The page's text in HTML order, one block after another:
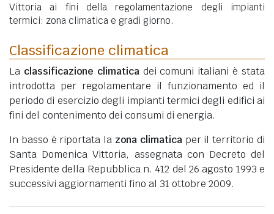
Vittoria ai fini della regolamentazione degli impianti
termici: zona climatica e gradi giorno.
Classificazione climatica
La classificazione climaticadei comuni italiani è stata
introdotta per regolamentare il funzionamento ed il
periodo di esercizio degli impianti termici degli edifici ai
fini del contenimento dei consumi di energia.
In basso è riportata la zona climaticaper il territorio di
Santa Domenica Vittoria, assegnata con Decreto del
Presidente della Repubblica n. 412 del 26 agosto 1993 e
successivi aggiornamenti fino al 31 ottobre 2009.